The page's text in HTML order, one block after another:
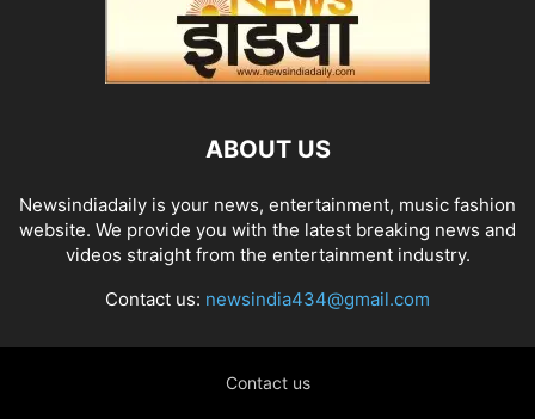
ABOUT US
Newsindiadaily is your news, entertainment, music fashion
website. We provide you with the latest breaking news and
videos straight from the entertainment industry.
Contact us: newsindia434@gmail.com
Contact us